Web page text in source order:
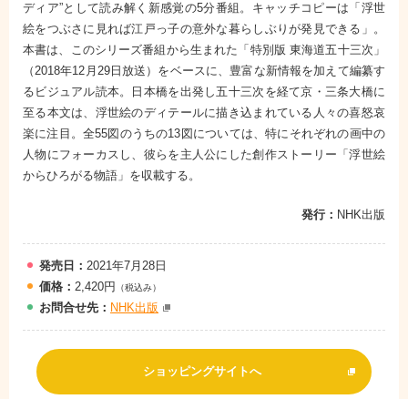
ディア”として読み解く新感覚の5分番組。キャッチコピーは「浮世
絵をつぶさに見れば江戸っ子の意外な暮らしぶりが発見できる」。
本書は、このシリーズ番組から生まれた「特別版 東海道五十三次」
（2018年12月29日放送）をベースに、豊富な新情報を加えて編纂す
るビジュアル読本。日本橋を出発し五十三次を経て京・三条大橋に
至る本文は、浮世絵のディテールに描き込まれている人々の喜怒哀
楽に注目。全55図のうちの13図については、特にそれぞれの画中の
人物にフォーカスし、彼らを主人公にした創作ストーリー「浮世絵
からひろがる物語」を収載する。
発行： NHK出版
発売日： 2021年7月28日
価格： 2,420円 （税込み）
お問合せ先： NHK出版
ショッピングサイトへ